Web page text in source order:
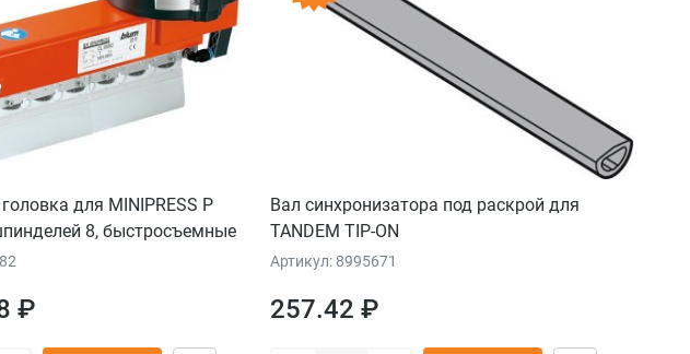
для MINIPRESS P
8, быстросъемные
₽
Вал синхронизатора под раскрой для
TANDEM TIP-ON
Артикул: 8995671
257.42 ₽